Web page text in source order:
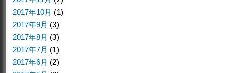
2017年10月 (1)
2017年9月 (3)
2017年8月 (3)
2017年7月 (1)
2017年6月 (2)